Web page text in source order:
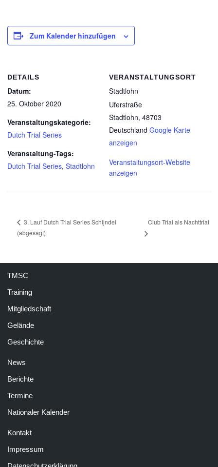
Zum Kalender hinzufügen
DETAILS
Datum:
25. Oktober 2020
Veranstaltungskategorie:
Dutch Trial Series
Veranstaltung-Tags:
Dutch Trial Series, Stadtlohn
VERANSTALTUNGSORT
Stadtlohn
Uferstraße
Stadtlohn, 48703
Deutschland Google Karte
anzeigen
Veranstaltungsort-Website
anzeigen
3. Lauf Dutch Trial Series Schijndel
(abgesagt)
Club Trial als Nachttrial
TMSC
Training
Mitgliedschaft
Gelände
Geschichte
News
Berichte
Termine
Nationaler Kalender
Kontakt
Impressum